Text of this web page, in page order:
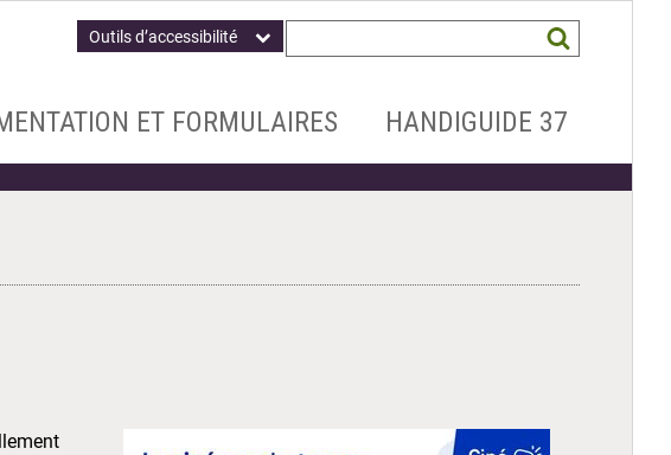
Outils d’accessibilité
ET FORMULAIRES HANDIGUIDE 37